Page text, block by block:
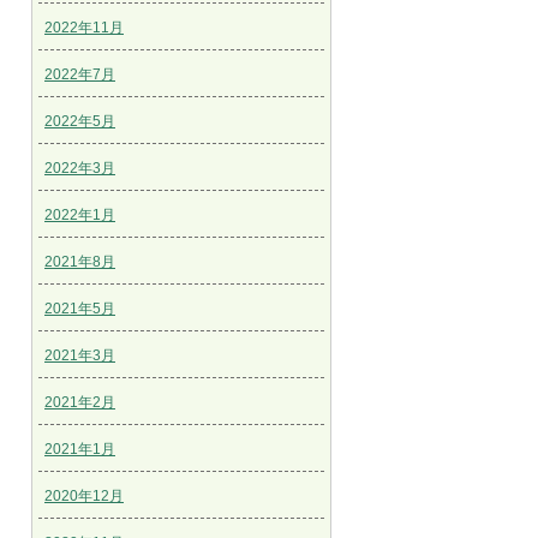
2022年11月
2022年7月
2022年5月
2022年3月
2022年1月
2021年8月
2021年5月
2021年3月
2021年2月
2021年1月
2020年12月